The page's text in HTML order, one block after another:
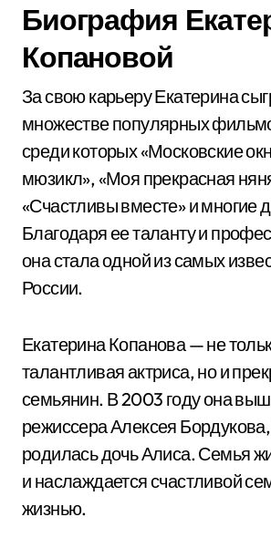
Биография
Копановой
За свою карьеру Екатерина
множестве популярных
среди которых «Московские
мюзикл», «Моя прекрасная
«Счастливы вместе» и многие
Благодаря ее таланту и
она стала одной из самых
России.
Екатерина Копанова — не
талантливая актриса, но и
семьянин. В 2003 году она
режиссера Алексея Бордукова,
родилась дочь Алиса. Семья
и наслаждается счастливой
жизнью.